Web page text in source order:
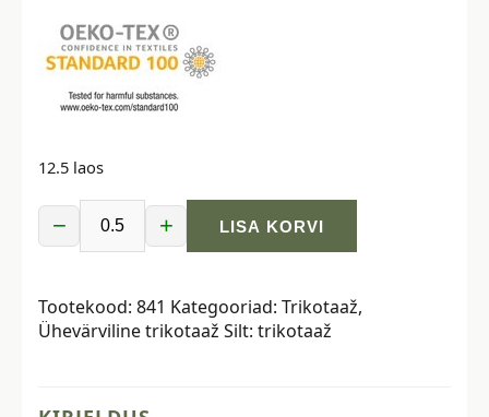
12.5 laos
−
Trikotaaž
sinine
kogus
+ LISA KORVI
Tootekood: 841 Kategooriad: Trikotaaž,
Ühevärviline trikotaaž Silt: trikotaaž